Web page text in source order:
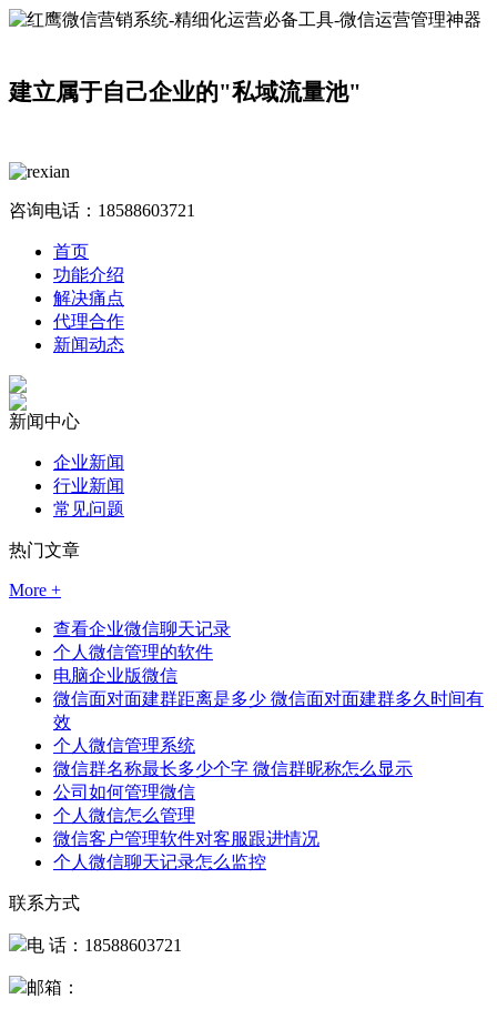
建立属于自己企业的"私域流量池"
咨询电话： 18588603721
首页
功能介绍
解决痛点
代理合作
新闻动态
新闻中心
企业新闻
行业新闻
常见问题
热门文章
More +
查看企业微信聊天记录
个人微信管理的软件
电脑企业版微信
微信面对面建群距离是多少 微信面对面建群多久时间有
效
个人微信管理系统
微信群名称最长多少个字 微信群昵称怎么显示
公司如何管理微信
个人微信怎么管理
微信客户管理软件对客服跟进情况
个人微信聊天记录怎么监控
联系方式
电 话：18588603721
邮箱：